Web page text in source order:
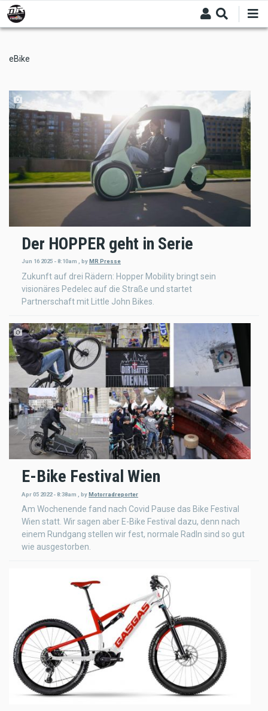
Skip
to
main
eBike
Der HOPPER geht in Serie
Jun 16 2025 - 8:10am , by MR Presse
Zukunft auf drei Rädern: Hopper Mobility bringt sein
visionäres Pedelec auf die Straße und startet
Partnerschaft mit Little John Bikes.
E-Bike Festival Wien
Apr 05 2022 - 8:38am byMotorradreporter
Am Wochenende fand nach Covid Pause das Bike Festival
Wien statt. Wir sagen aber E-Bike Festival dazu, denn nach
einem Rundgang stellen wir fest, normale Radln sind so gut
wie ausgestorben.